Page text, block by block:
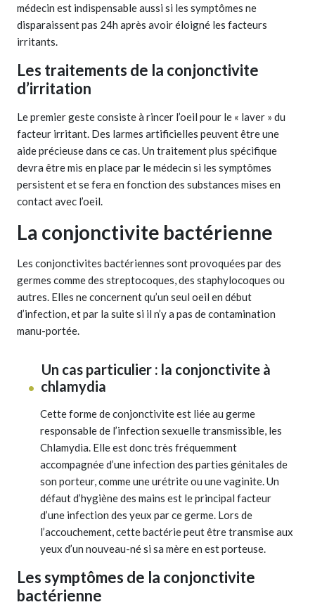
médecin est indispensable aussi si les symptômes ne
disparaissent pas 24h après avoir éloigné les facteurs
irritants.
Les traitements de la conjonctivite
d’irritation
Le premier geste consiste à rincer l’oeil pour le « laver » du
facteur irritant. Des larmes artificielles peuvent être une
aide précieuse dans ce cas. Un traitement plus spécifique
devra être mis en place par le médecin si les symptômes
persistent et se fera en fonction des substances mises en
contact avec l’oeil.
La conjonctivite bactérienne
Les conjonctivites bactériennes sont provoquées par des
germes comme des streptocoques, des staphylocoques ou
autres. Elles ne concernent qu’un seul oeil en début
d’infection, et par la suite si il n’y a pas de contamination
manu-portée.
Un cas particulier : la conjonctivite à
chlamydia
Cette forme de conjonctivite est liée au germe
responsable de l’infection sexuelle transmissible, les
Chlamydia. Elle est donc très fréquemment
accompagnée d’une infection des parties génitales de
son porteur, comme une urétrite ou une vaginite. Un
défaut d’hygiène des mains est le principal facteur
d’une infection des yeux par ce germe. Lors de
l’accouchement, cette bactérie peut être transmise aux
yeux d’un nouveau-né si sa mère en est porteuse.
Les symptômes de la conjonctivite
bactérienne